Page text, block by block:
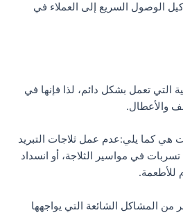
الوصول السريع إلى العملاء في
التي تعمل بشكل دائم، لذا فإنها في
والأعطال.
هي كما يلي:عدم عمل ثلاجات التبريد
في مواسير الثلاجة، أو انسداد
للأطعمة.
من المشاكل الشائعة التي يواجهها